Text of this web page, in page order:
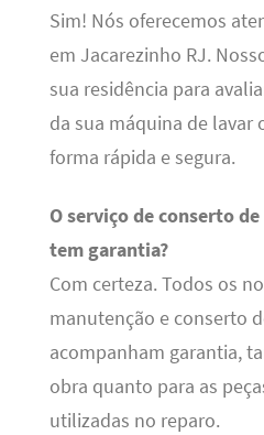
Sim! Nós oferecemos
em Jacarezinho RJ.
sua residência para
da sua máquina de lavar
forma rápida e segura.
O serviço de conserto
tem garantia?
Com certeza. Todos os
manutenção e conserto
acompanham garantia,
obra quanto para as
utilizadas no reparo.